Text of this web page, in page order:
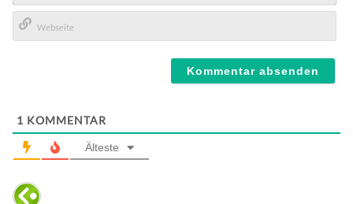
E-
Mail*
1 KOMMENTAR
Älteste